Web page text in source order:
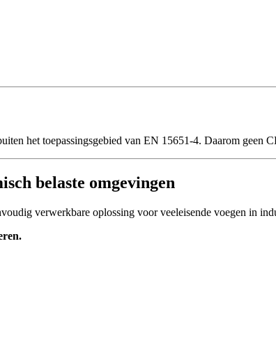
het toepassingsgebied van EN 15651-4. Daarom geen
belaste omgevingen
verwerkbare oplossing voor veeleisende voegen in